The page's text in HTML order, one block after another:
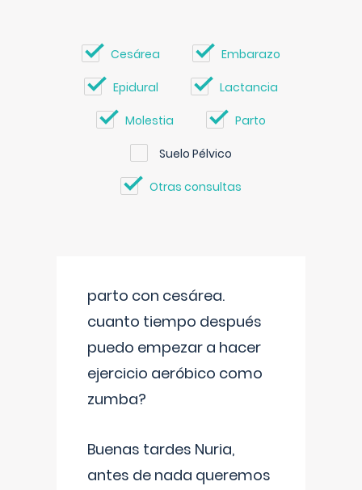
Cesárea Embarazo
Epidural Lactancia
Molestia Parto
Suelo Pélvico
Otras consultas
parto con cesárea.
cuanto tiempo después
puedo empezar a hacer
ejercicio aeróbico como
zumba?
Buenas tardes Nuria,
antes de nada queremos